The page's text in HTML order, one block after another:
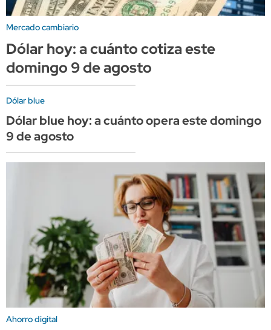
Mercado cambiario
Dólar hoy: a cuánto cotiza este
domingo 9 de agosto
Dólar blue
Dólar blue hoy: a cuánto opera este domingo
9 de agosto
Ahorro digital